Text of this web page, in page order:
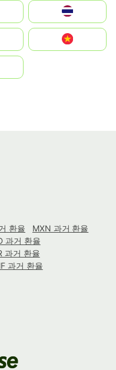
환율
MXN 과거 환율
과거 환율
과거 환율
과거 환율